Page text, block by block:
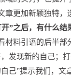
章更加新颖独特，
”之后，有什么结
材料引语的后半部
发现新的自己；
自己”提示我们，文